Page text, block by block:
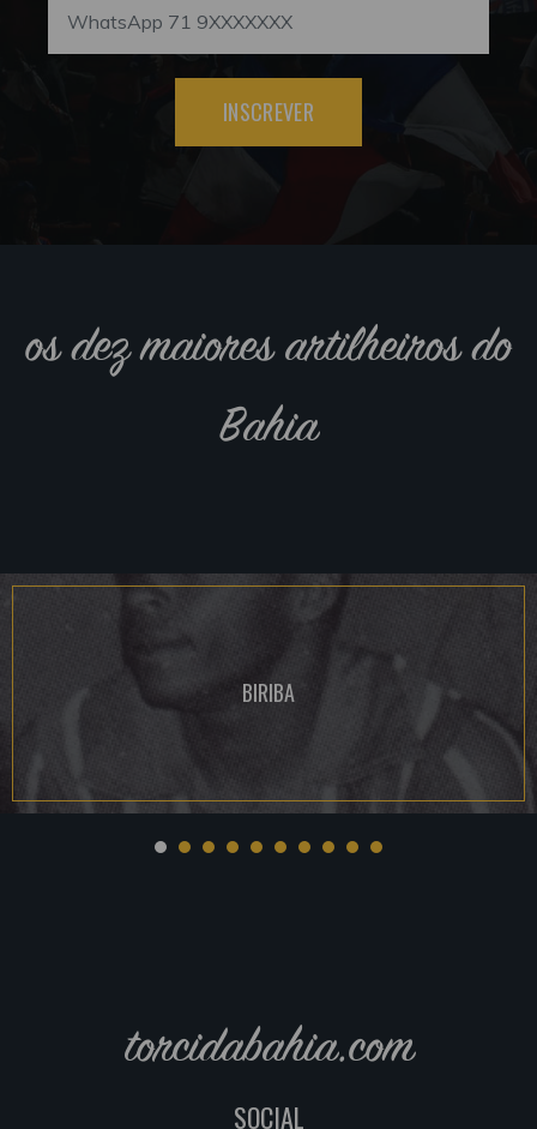
INSCREVER
os dez maiores artilheiros do
Bahia
BIRIBA
torcidabahia.com
SOCIAL